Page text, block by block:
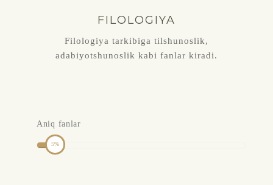
FILOLOGIYA
Filologiya tarkibiga tilshunoslik,
adabiyotshunoslik kabi fanlar kiradi.
Aniq fanlar
5